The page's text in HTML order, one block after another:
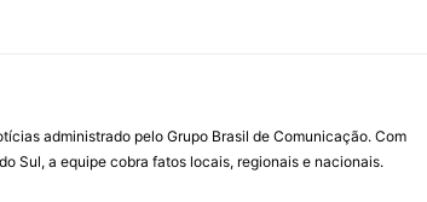
administrado pelo Grupo Brasil de Comunicação. Com
Sul, a equipe cobra fatos locais, regionais e nacionais.